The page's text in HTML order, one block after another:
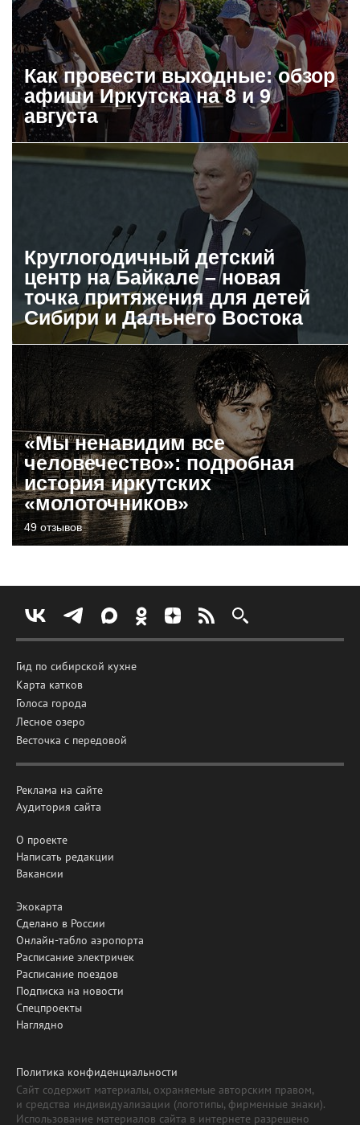
Как провести выходные: обзор
афиши Иркутска на 8 и 9
августа
Круглогодичный детский
центр на Байкале – новая
точка притяжения для детей
Сибири и Дальнего Востока
«Мы ненавидим все
человечество»: подробная
история иркутских
«молоточников»
49 отзывов
Гид по сибирской кухне
Карта катков
Голоса города
Лесное озеро
Весточка с передовой
Реклама на сайте
Аудитория сайта
О проекте
Написать редакции
Вакансии
Экокарта
Сделано в России
Онлайн-табло аэропорта
Расписание электричек
Расписание поездов
Подписка на новости
Спецпроекты
Наглядно
Политика конфиденциальности
Сайт содержит материалы, охраняемые авторским правом,
и средства индивидуализации (логотипы, фирменные знаки).
Использование материалов сайта в интернете разрешено